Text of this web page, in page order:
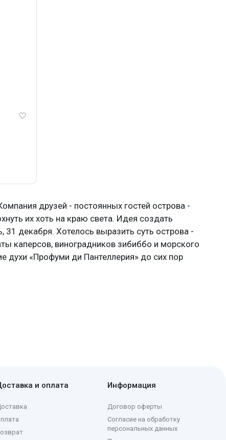
друзей - постоянных гостей острова -
их хоть на краю света. Идея создать
декабря. Хотелось выразить суть острова -
каперсов, виноградников зибиббо и морского
духи «Профуми ди Пантеллерия» до сих пор
работ, однако каждая по-прежнему
в формате экстракта; концентрация
- экстракт.
и оплата Информация
Договор оферты
Согласие на обработку
персональных данных